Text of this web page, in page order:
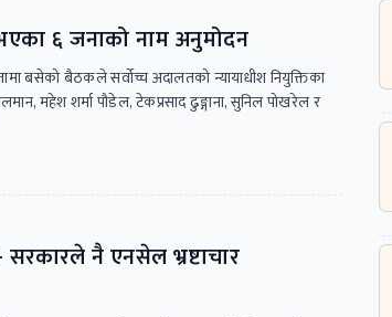
६ जनाको नाम अनुमोदन
बसेको बैठकले सर्वोच्च अदालतको न्यायाधीश नियुक्तिका
महेश शर्मा पौडेल, टेकप्रसाद ढुङ्गाना, सुनिल पोखरेल र
नै एनसेल भ्रष्टाचार